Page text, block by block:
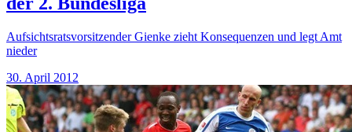
Aufsichtsratsvorsitzender Gienke zieht Konsequenzen und legt Amt
nieder
30. April 2012